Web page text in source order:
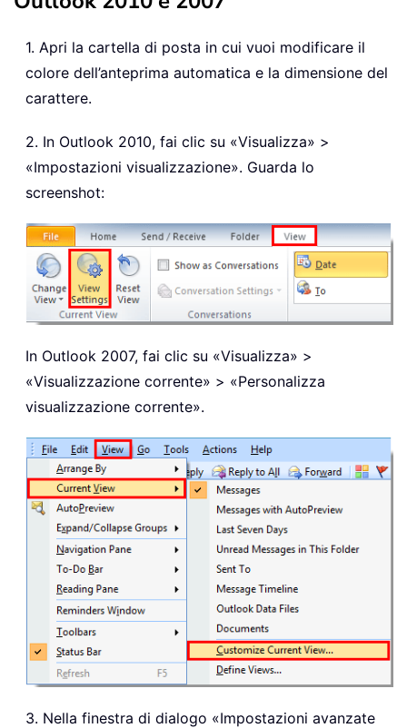
1. Apri la cartella di posta in cui vuoi modificare il
colore dell’anteprima automatica e la dimensione del
carattere.
2. In Outlook 2010, fai clic su «Visualizza» >
«Impostazioni visualizzazione». Guarda lo
screenshot:
In Outlook 2007, fai clic su «Visualizza» >
«Visualizzazione corrente» > «Personalizza
visualizzazione corrente».
3. Nella finestra di dialogo «Impostazioni avanzate